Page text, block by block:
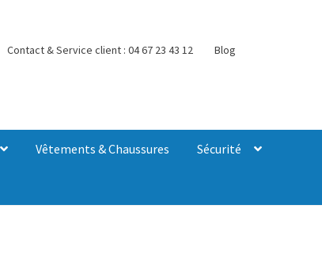
Contact & Service client : 04 67 23 43 12 Blog
Vêtements & Chaussures Sécurité